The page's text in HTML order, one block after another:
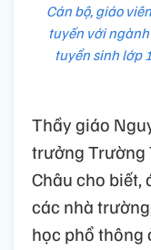
Cán bộ, giáo
tuyến với
tuyển sinh lớp
Thầy giáo
trưởng Trường
Châu cho biết,
các nhà
học phổ thông